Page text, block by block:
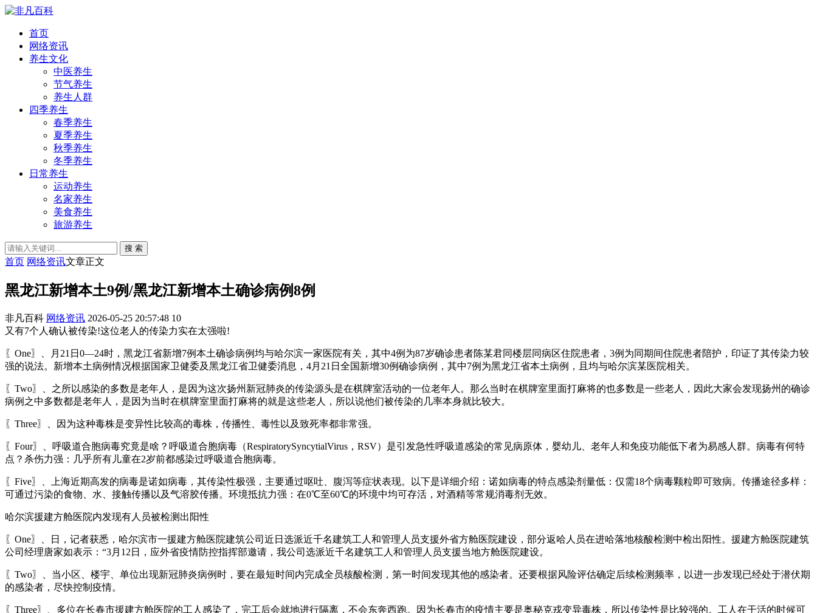
首页
网络资讯
养生文化
中医养生
节气养生
养生人群
四季养生
春季养生
夏季养生
秋季养生
冬季养生
日常养生
运动养生
名家养生
美食养生
旅游养生
搜 索
首页 网络资讯文章正文
黑龙江新增本土9例/黑龙江新增本土确诊病例8例
非凡百科 网络资讯 2026-05-25 20:57:48 10
又有7个人确认被传染!这位老人的传染力实在太强啦!
〖One〗、月21日0—24时，黑龙江省新增7例本土确诊病例均与哈尔滨一家医院有关，其中4例为87岁确诊患者陈某君同楼层同病区住院患者，3例为同期间住院患者陪护，印证了其传染力较
强的说法。新增本土病例情况根据国家卫健委及黑龙江省卫健委消息，4月21日全国新增30例确诊病例，其中7例为黑龙江省本土病例，且均与哈尔滨某医院相关。
〖Two〗、之所以感染的多数是老年人，是因为这次扬州新冠肺炎的传染源头是在棋牌室活动的一位老年人。那么当时在棋牌室里面打麻将的也多数是一些老人，因此大家会发现扬州的确诊
病例之中多数都是老年人，是因为当时在棋牌室里面打麻将的就是这些老人，所以说他们被传染的几率本身就比较大。
〖Three〗、因为这种毒株是变异性比较高的毒株，传播性、毒性以及致死率都非常强。
〖Four〗、呼吸道合胞病毒究竟是啥？呼吸道合胞病毒（RespiratorySyncytialVirus，RSV）是引发急性呼吸道感染的常见病原体，婴幼儿、老年人和免疫功能低下者为易感人群。病毒有何特
点？杀伤力强：几乎所有儿童在2岁前都感染过呼吸道合胞病毒。
〖Five〗、上海近期高发的病毒是诺如病毒，其传染性极强，主要通过呕吐、腹泻等症状表现。以下是详细介绍：诺如病毒的特点感染剂量低：仅需18个病毒颗粒即可致病。传播途径多样：
可通过污染的食物、水、接触传播以及气溶胶传播。环境抵抗力强：在0℃至60℃的环境中均可存活，对酒精等常规消毒剂无效。
哈尔滨援建方舱医院内发现有人员被检测出阳性
〖One〗、日，记者获悉，哈尔滨市一援建方舱医院建筑公司近日选派近千名建筑工人和管理人员支援外省方舱医院建设，部分返哈人员在进哈落地核酸检测中检出阳性。援建方舱医院建筑
公司经理唐家如表示：“3月12日，应外省疫情防控指挥部邀请，我公司选派近千名建筑工人和管理人员支援当地方舱医院建设。
〖Two〗、当小区、楼宇、单位出现新冠肺炎病例时，要在最短时间内完成全员核酸检测，第一时间发现其他的感染者。还要根据风险评估确定后续检测频率，以进一步发现已经处于潜伏期
的感染者，尽快控制疫情。
〖Three〗、多位在长春市援建方舱医院的工人感染了，完工后会就地进行隔离，不会东奔西跑。因为长春市的疫情主要是奥秘克戎变异毒株，所以传染性是比较强的。工人在干活的时候可